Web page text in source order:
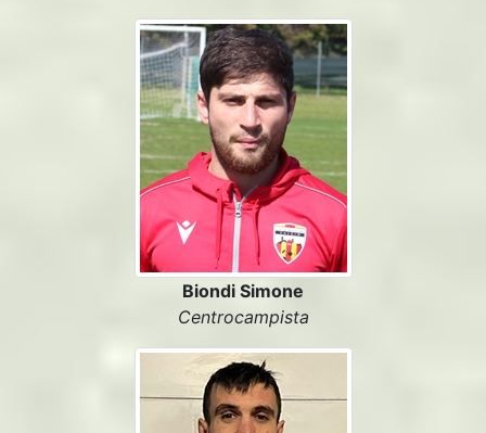
Biondi Simone
Centrocampista